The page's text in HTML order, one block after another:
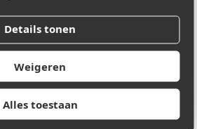
Details tonen
Weigeren
Alles toestaan
Van Overschelde
België